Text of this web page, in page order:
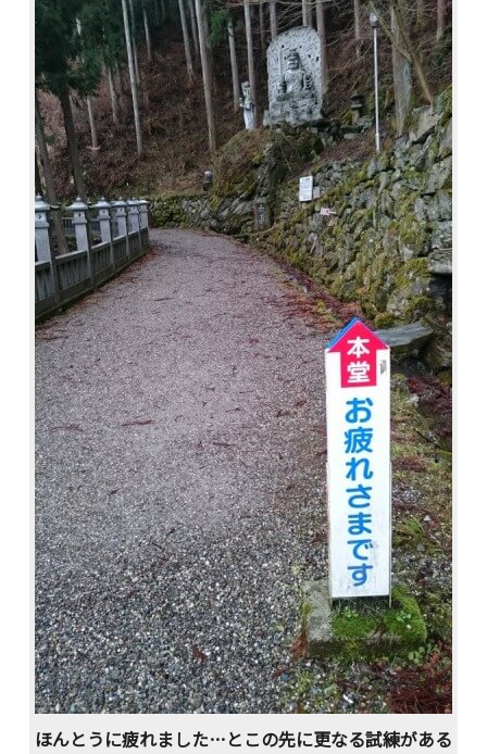
ほんとうに疲れました…とこの先に更なる試練がある